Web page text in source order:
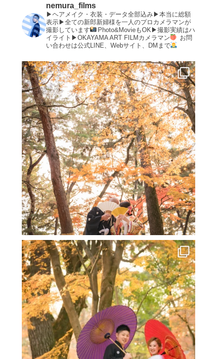
nemura_films
▶︎ヘアメイク・衣装・データ全部込み▶︎本当に総額
表示▶︎全ての新郎新婦様を一人のプロカメラマンが
撮影しています
Photo&MovieもOK▶︎撮影実績はハ
イライト▶︎OKAYAMA ART FILMカメラマン
お問
い合わせは公式LINE、Webサイト、DMまで